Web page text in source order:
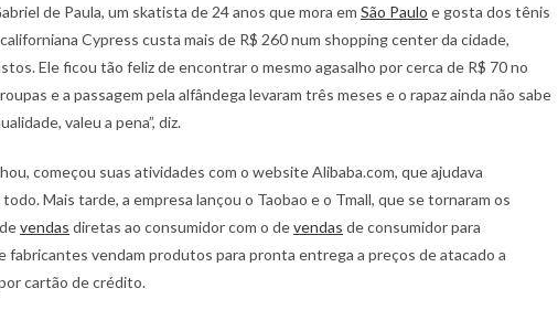
de Paula, um skatista de 24 anos que mora em São Paulo e gosta dos tênis
Cypress custa mais de R$ 260 num shopping center da cidade,
Ele ficou tão feliz de encontrar o mesmo agasalho por cerca de R$ 70 no
e a passagem pela alfândega levaram três meses e o rapaz ainda não sabe
valeu a pena”, diz.
começou suas atividades com o website Alibaba.com, que ajudava
Mais tarde, a empresa lançou o Taobao e o Tmall, que se tornaram os
vendas diretas ao consumidor com o devendas de consumidor para
fabricantes vendam produtos para pronta entrega a preços de atacado a
cartão de crédito.